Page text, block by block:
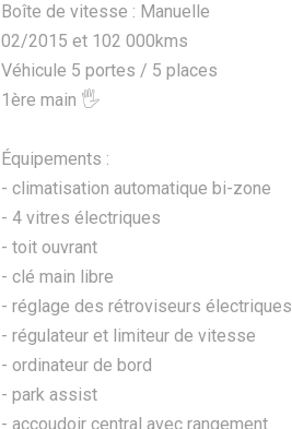
Boîte de vitesse : Manuelle
02/2015 et 102 000kms
Véhicule 5 portes / 5 places
1ère main 🖐️
Équipements :
- climatisation automatique bi-zone
- 4 vitres électriques
- toit ouvrant
- clé main libre
- réglage des rétroviseurs électriques
- régulateur et limiteur de vitesse
- ordinateur de bord
- park assist
- accoudoir central avec rangement